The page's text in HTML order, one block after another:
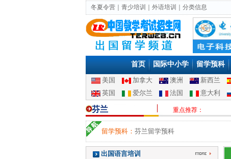
冬夏令营 青少培训 外语培训 分类信息
首页 国际中小学 留学预科
美国 加拿大 澳洲 新西兰
英国
爱尔兰 法国 意大利
芬兰 重点推荐：
留学预科： 芬兰留学预科
出国语言培训